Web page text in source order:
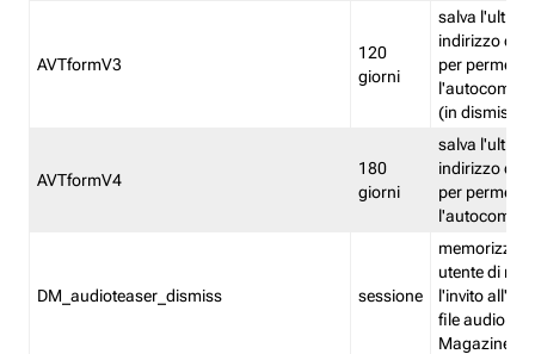
AVTformV3
120
giorni
salva l'ultimo
indirizzo di
per
(in
AVTformV4
180
giorni
salva l'ultimo
indirizzo di
per
DM_audioteaser_dismiss sessione
memorizza
utente di
l'invito
file audio del
Magazine